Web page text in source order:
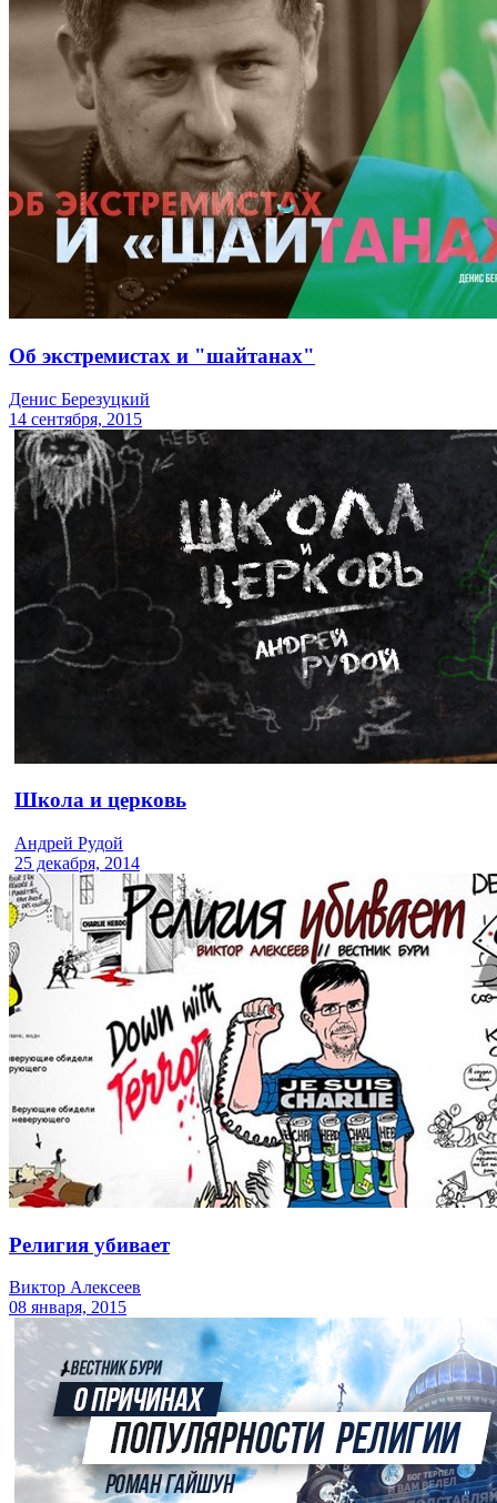
Об экстремистах и "шайтанах"
Денис Березуцкий
14 сентября, 2015
Школа и церковь
Андрей Рудой
25 декабря, 2014
Религия убивает
Виктор Алексеев
08 января, 2015